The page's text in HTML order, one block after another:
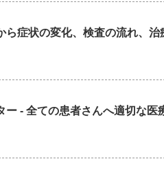
ら症状の変化、検査の流れ、治
ー - 全ての患者さんへ適切な